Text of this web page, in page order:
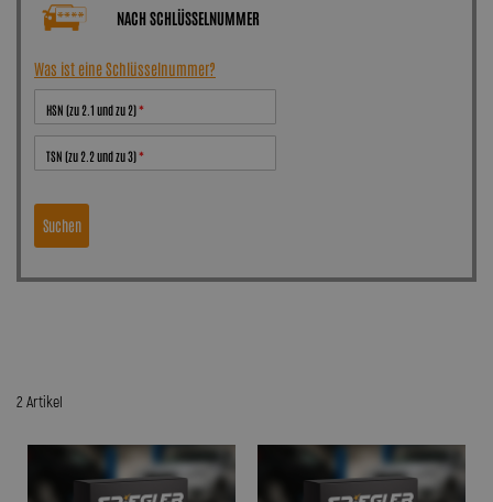
NACH SCHLÜSSELNUMMER
Was ist eine Schlüsselnummer?
HSN (zu 2.1 und zu 2)
TSN (zu 2.2 und zu 3)
Suchen
2 Artikel